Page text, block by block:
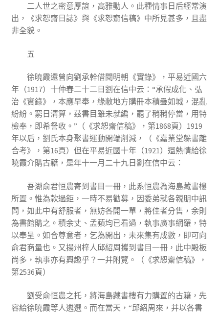
二人世之密意厚誼，高雅動人。此種情事日后經常演
出，《求恕齋日誌》與《求恕齋信稿》中所見甚多，且盡
非全貌。
五
徐曉霞還曾向劉承幹借閱明朝《實錄》，平易近國六
年（1917）十仲春二十二日劉在信中云：“承假成化、弘
治《實錄》，本應早奉，緣敝地方購冊本積疊如城，混亂
紛紛。窮日清算，茲書目雖未就編，罷了稍稍停當，用特
檢奉，即希詧收。”（《求恕齋信稿》，第1868頁）1919
年以后，劉氏本身聚書運動開端削減，（《嘉業堂躲書離
合考》，第16頁）但在平易近國十年（1921）還熱情給徐
曉霞介購古籍，是年十一月二十九日劉在信中云：
吾湖俞君恒農寄到書目一冊，此系恒農為海島藏書樓
所置。惟為款過鉅，一時不易勸募，因委弟就各親朋中訊
問，如此中有舒服者，無妨各開一單，將佳者分售，余則
為書館購之。積余丈、孟蘋均已看過，執事廣事網羅，特
以奉呈。如合尊意者，乞為開出，未來集有成數，即可向
俞君商量也。又揚州梓人邱紹周攜到書目一冊，此中殿板
尚多，執事亦有興趣乎？一并附覽。（《求恕齋信稿》，
第2536頁）
劉受俞恒農之托，將海島藏書樓有力購置的古籍，先
容給徐曉霞等人遴選。而在當天，“邱紹周來，并以各書